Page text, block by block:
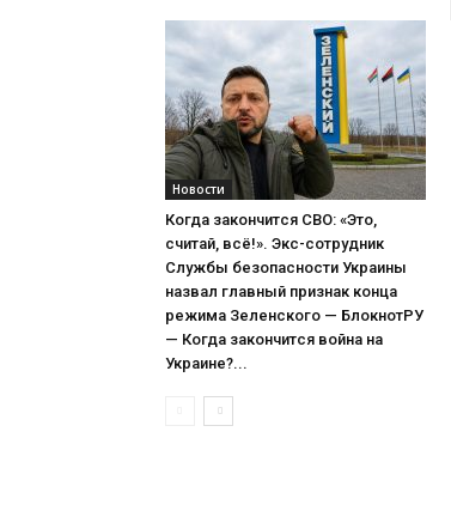
Новости
Когда закончится СВО: «Это,
считай, всё!». Экс-сотрудник
Службы безопасности Украины
назвал главный признак конца
режима Зеленского — БлокнотРУ
— Когда закончится война на
Украине?...